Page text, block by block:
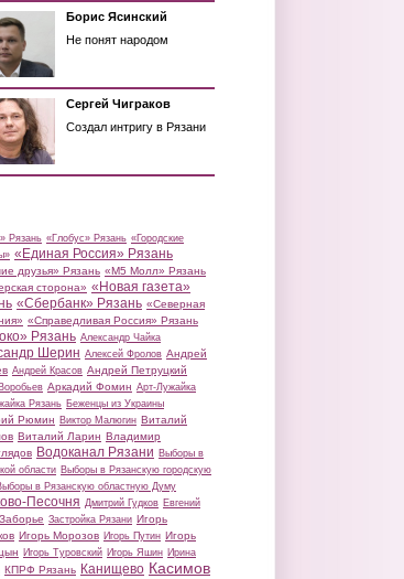
Борис Ясинский
Не понят народом
Сергей Чиграков
Создал интригу в Рязани
Рязань «Глобус» Рязань «Городские
«Единая Россия» Рязань
друзья» Рязань «М5 Молл» Рязань
сторона» «Новая газета»
«Сбербанк» Рязань «Северная
«Справедливая Россия» Рязань
Рязань Александр Чайка
Шерин Алексей Фролов Андрей
Андрей Красов Андрей Петруцкий
Аркадий Фомин Арт-Лужайка
Рязань Беженцы из Украины
Рюмин Виктор Малюгин Виталий
Виталий Ларин Владимир
Водоканал Рязани Выборы в
области Выборы в Рязанскую городскую
в Рязанскую областную Думу
Песочня Дмитрий Гудков Евгений
Заборье Застройка Рязани Игорь
Игорь Морозов Игорь Путин Игорь
Игорь Туровский Игорь Яшин Ирина
КПРФ Рязань Канищево Касимов